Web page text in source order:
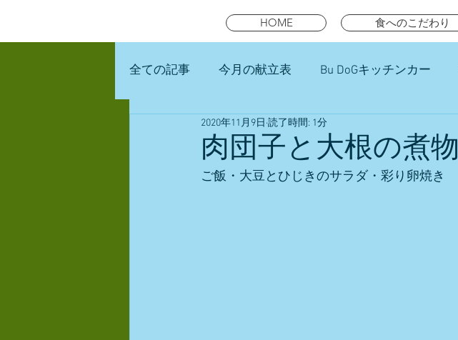
HOME 食へのこだわり
全ての記事 今月の献立表 Bu DoGキッチンカー
未就園児スマイルキッズランチ
肉団子と大根の煮物
2020年11月9日 読了時間: 1分
ご飯・大豆とひじきのサラダ・彩り卵焼き